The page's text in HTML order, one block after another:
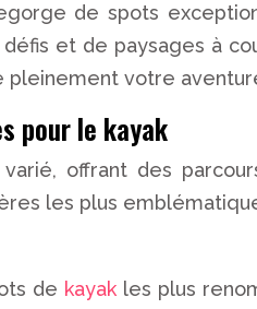
de spots
et de paysages à
votre
pour le kayak
offrant des
les plus
de kayak les plus